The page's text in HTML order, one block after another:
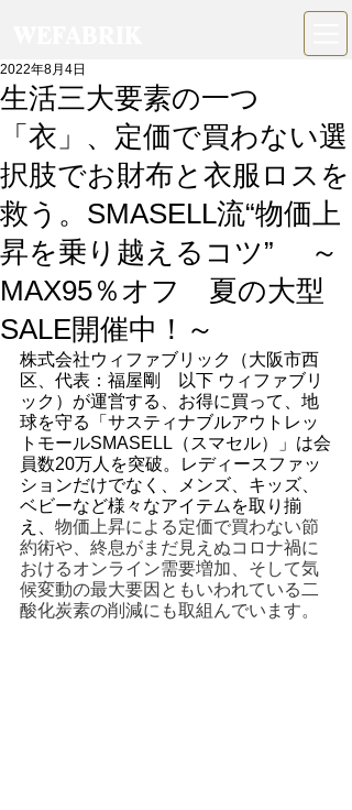
生活三大要素の一つ
「衣」、定価で買わない選
択肢でお財布と衣服ロスを
救う。SMASELL流“物価上
昇を乗り越えるコツ” ～
MAX95％オフ 夏の大型
SALE開催中！～
2022年8月4日
株式会社ウィファブリック（大阪市西
区、代表：福屋剛　以下 ウィファブリ
ック）が運営する、お得に買って、地
球を守る「サスティナブルアウトレッ
トモールSMASELL（スマセル）」は会
員数20万人を突破。レディースファッ
ションだけでなく、メンズ、キッズ、
ベビーなど様々なアイテムを取り揃
え、 物価上昇による定価で買わない節
約術や、終息がまだ見えぬコロナ禍に
おけるオンライン需要増加、そして気
候変動の最大要因ともいわれている二
酸化炭素の削減にも取組んでいます。